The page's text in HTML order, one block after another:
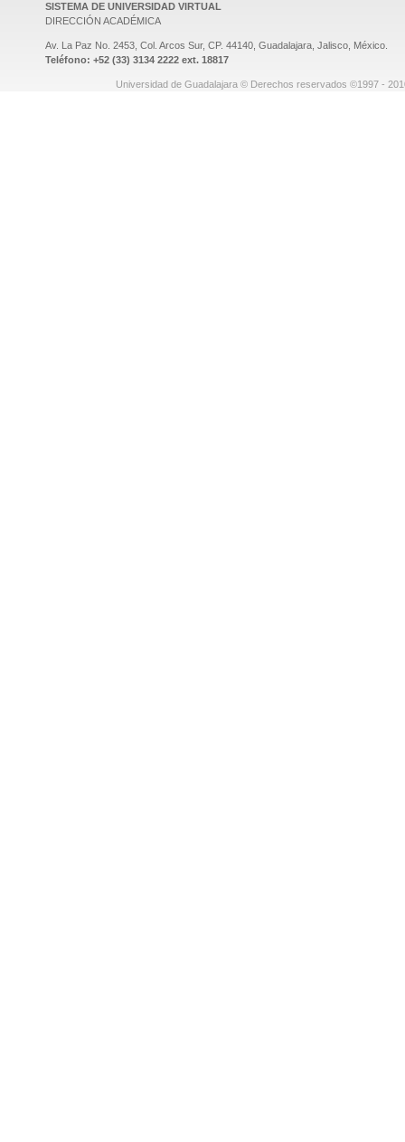
SISTEMA DE UNIVERSIDAD VIRTUAL
DIRECCIÓN ACADÉMICA
Av. La Paz No. 2453, Col. Arcos Sur, CP. 44140, Guadalajara, Jalisco, México.
Teléfono: +52 (33) 3134 2222 ext. 18817
Universidad de Guadalajara © Derechos reservados ©1997 -